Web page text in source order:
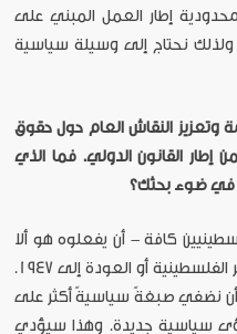
إطار العمل المبني على
نحتاج إلى وسيلة سياسية
وتعزيز النقاش العام حول حقوق
إطار القانون الدولي. فما الذي
في ضوء بحثك؟
كافة - أن يفعلوه هو ألا
يركزوا على إعادة هيكلة منظمة التحرير الفلسطينية أو العودة إلى 1947.
أن نضفي صبغةً سياسيةً أكثر على
سياسية جديدة. وهذا سيؤدي